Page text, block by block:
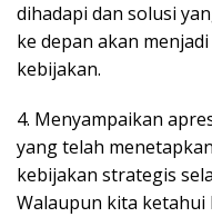
dihadapi dan solusi
ke depan akan
kebijakan.
4. Menyampaikan
yang telah
kebijakan strategis
Walaupun kita ketahui